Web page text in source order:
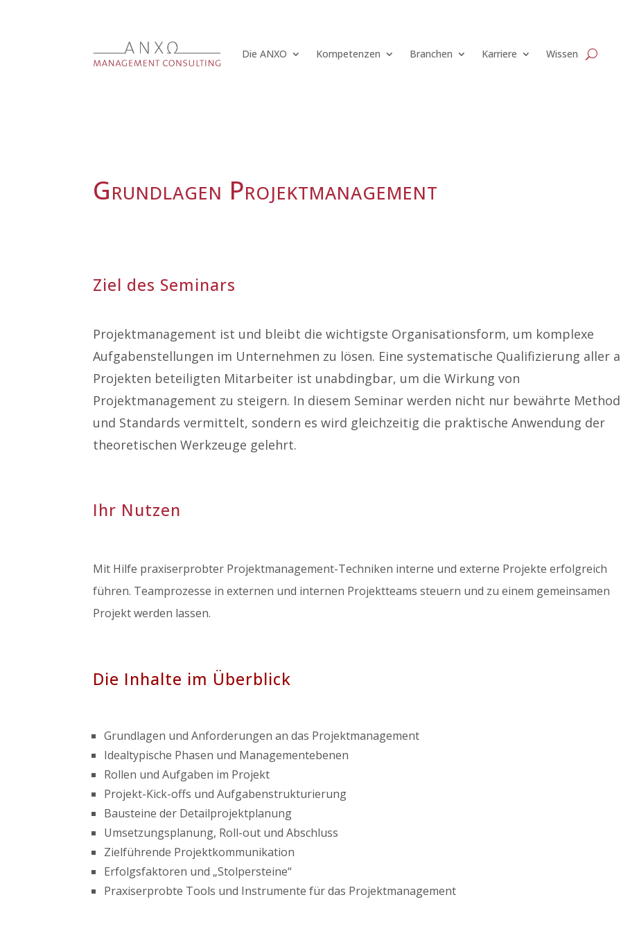
Die ANXO Kompetenzen Branchen Karriere Wissen
Grundlagen Projektmanagement
Ziel des Seminars
Projektmanagement ist und bleibt die wichtigste Organisationsform, um komplexe
Aufgabenstellungen im Unternehmen zu lösen. Eine systematische Qualifizierung aller
Projekten beteiligten Mitarbeiter ist unabdingbar, um die Wirkung von
Projektmanagement zu steigern. In diesem Seminar werden nicht nur bewährte
und Standards vermittelt, sondern es wird gleichzeitig die praktische Anwendung der
theoretischen Werkzeuge gelehrt.
Ihr Nutzen
Mit Hilfe praxiserprobter Projektmanagement-Techniken interne und externe Projekte erfolgreich
führen. Teamprozesse in externen und internen Projektteams steuern und zu einem gemeinsamen
Projekt werden lassen.
Die Inhalte im Überblick
Grundlagen und Anforderungen an das Projektmanagement
Idealtypische Phasen und Managementebenen
Rollen und Aufgaben im Projekt
Projekt-Kick-offs und Aufgabenstrukturierung
Bausteine der Detailprojektplanung
Umsetzungsplanung, Roll-out und Abschluss
Zielführende Projektkommunikation
Erfolgsfaktoren und „Stolpersteine“
Praxiserprobte Tools und Instrumente für das Projektmanagement